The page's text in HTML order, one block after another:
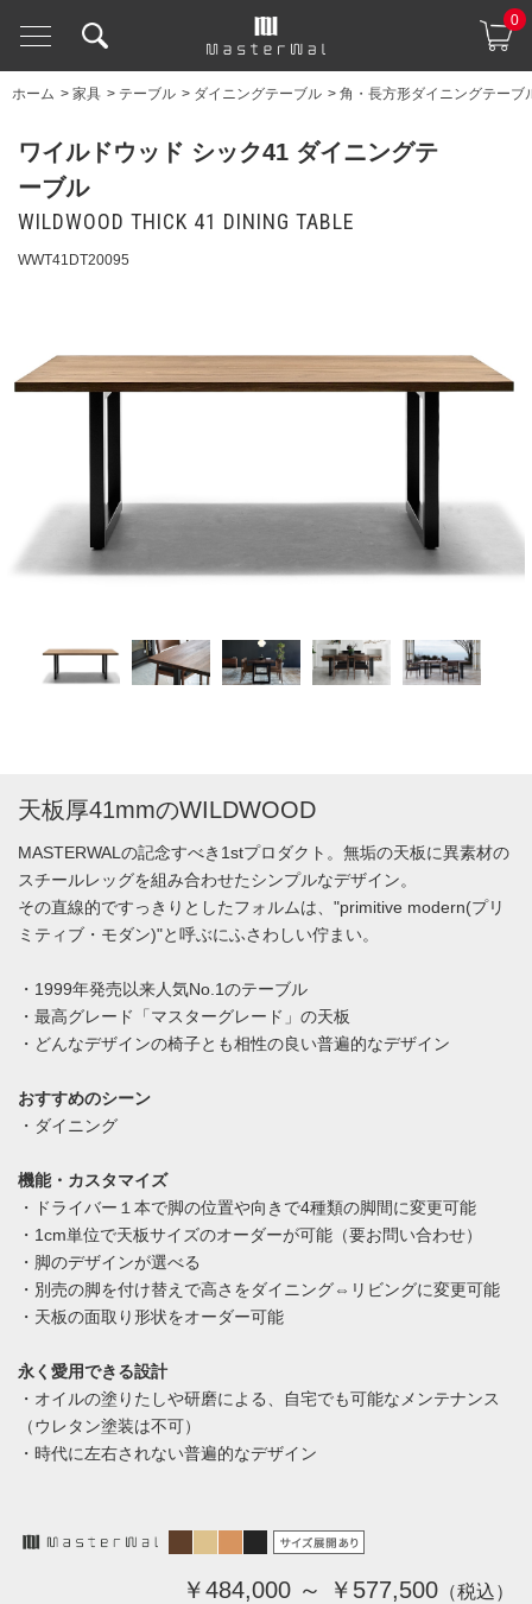
0
ホーム > 家具 > テーブル > ダイニングテーブル > 角・長方形ダイニングテーブ
ワイルドウッド シック41 ダイニングテ
ーブル
WILDWOOD THICK 41 DINING TABLE
WWT41DT20095
天板厚41mmのWILDWOOD
MASTERWALの記念すべき1stプロダクト。無垢の天板に異素材の
スチールレッグを組み合わせたシンプルなデザイン。
その直線的ですっきりとしたフォルムは、"primitive modern(プリ
ミティブ・モダン)"と呼ぶにふさわしい佇まい。
・1999年発売以来人気No.1のテーブル
・最高グレード「マスターグレード」の天板
・どんなデザインの椅子とも相性の良い普遍的なデザイン
おすすめのシーン
・ダイニング
機能・カスタマイズ
・ドライバー１本で脚の位置や向きで4種類の脚間に変更可能
・1cm単位で天板サイズのオーダーが可能（要お問い合わせ）
・脚のデザインが選べる
・別売の脚を付け替えで高さをダイニング⇔リビングに変更可能
・天板の面取り形状をオーダー可能
永く愛用できる設計
・オイルの塗りたしや研磨による、自宅でも可能なメンテナンス
（ウレタン塗装は不可）
・時代に左右されない普遍的なデザイン
￥484,000 ～ ￥577,500 （税込）